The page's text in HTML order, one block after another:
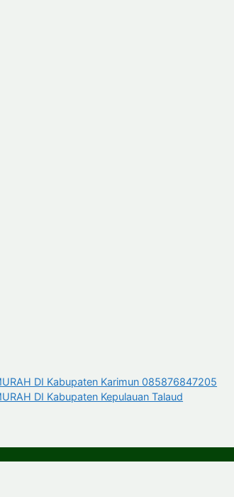
DI Kabupaten Karimun 085876847205
DI Kabupaten Kepulauan Talaud